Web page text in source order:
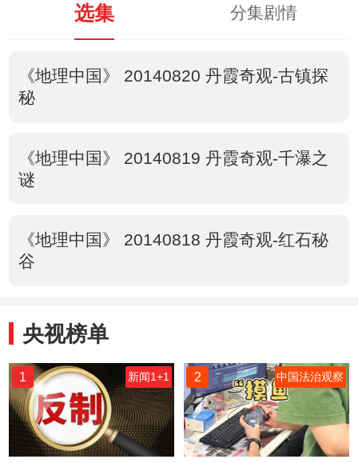
选集 分集剧情
《地理中国》 20140820 丹霞奇观-古镇探
秘
《地理中国》 20140819 丹霞奇观-千瀑之
谜
《地理中国》 20140818 丹霞奇观-红石秘
谷
央视榜单
1 新闻1+1 2 中国法治观察